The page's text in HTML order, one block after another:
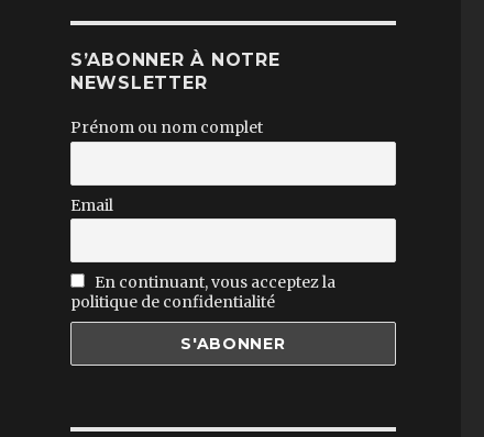
S’ABONNER À NOTRE
NEWSLETTER
Prénom ou nom complet
Email
En continuant, vous acceptez la
politique de confidentialité